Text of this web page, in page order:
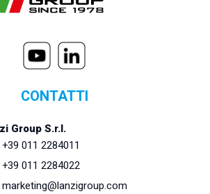
CONTATTI
Group S.r.l.
+39 011 2284011
+39 011 2284022
marketing@lanzigroup.com